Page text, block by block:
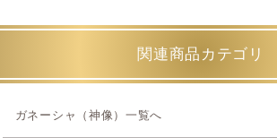
関連商品カテゴリ
ガネーシャ（神像）一覧へ